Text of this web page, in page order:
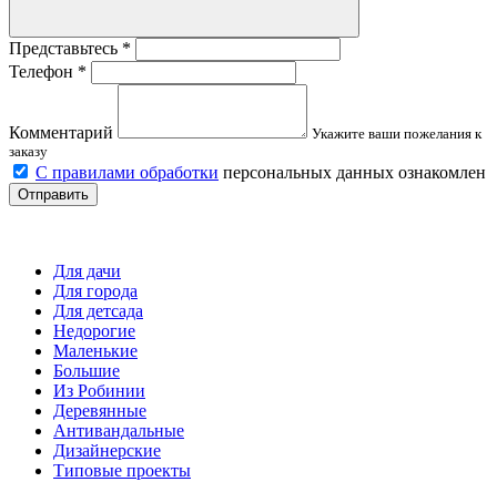
Представьтесь *
Телефон *
Комментарий
Укажите ваши пожелания к
заказу
С правилами обработки персональных данных ознакомлен
Отправить
Для дачи
Для города
Для детсада
Недорогие
Маленькие
Большие
Из Робинии
Деревянные
Антивандальные
Дизайнерские
Типовые проекты